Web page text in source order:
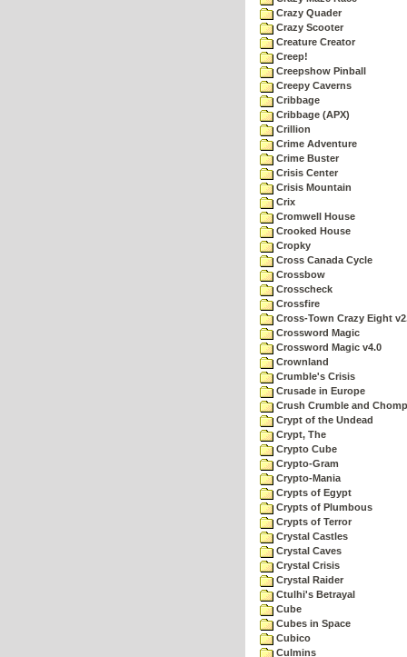
Crazy Quader
Crazy Scooter
Creature Creator
Creep!
Creepshow Pinball
Creepy Caverns
Cribbage
Cribbage (APX)
Crillion
Crime Adventure
Crime Buster
Crisis Center
Crisis Mountain
Crix
Cromwell House
Crooked House
Cropky
Cross Canada Cycle
Crossbow
Crosscheck
Crossfire
Cross-Town Crazy Eight
Crossword Magic
Crossword Magic v4.0
Crownland
Crumble's Crisis
Crusade in Europe
Crush Crumble and Chomp
Crypt of the Undead
Crypt, The
Crypto Cube
Crypto-Gram
Crypto-Mania
Crypts of Egypt
Crypts of Plumbous
Crypts of Terror
Crystal Castles
Crystal Caves
Crystal Crisis
Crystal Raider
Ctulhi's Betrayal
Cube
Cubes in Space
Cubico
Culmins